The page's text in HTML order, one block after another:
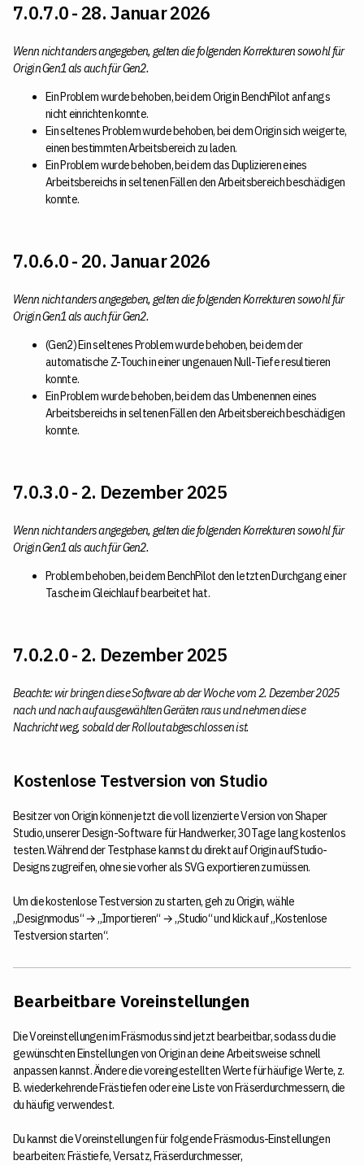
7.0.7.0 - 28. Januar 2026
Wenn nicht anders angegeben, gelten die folgenden Korrekturen sowohl für
Origin Gen1 als auch für Gen2.
Ein Problem wurde behoben, bei dem Origin BenchPilot anfangs
nicht einrichten konnte.
Ein seltenes Problem wurde behoben, bei dem Origin sich weigerte,
einen bestimmten Arbeitsbereich zu laden.
Ein Problem wurde behoben, bei dem das Duplizieren eines
Arbeitsbereichs in seltenen Fällen den Arbeitsbereich beschädigen
konnte.
7.0.6.0 - 20. Januar 2026
Wenn nicht anders angegeben, gelten die folgenden Korrekturen sowohl für
Origin Gen1 als auch für Gen2.
(Gen2) Ein seltenes Problem wurde behoben, bei dem der
automatische Z-Touch in einer ungenauen Null-Tiefe resultieren
konnte.
Ein Problem wurde behoben, bei dem das Umbenennen eines
Arbeitsbereichs in seltenen Fällen den Arbeitsbereich beschädigen
konnte.
7.0.3.0 - 2. Dezember 2025
Wenn nicht anders angegeben, gelten die folgenden Korrekturen sowohl für
Origin Gen1 als auch für Gen2.
Problem behoben, bei dem BenchPilot den letzten Durchgang einer
Tasche im Gleichlauf bearbeitet hat.
7.0.2.0 - 2. Dezember 2025
Beachte: wir bringen diese Software ab der Woche vom 2. Dezember 2025
nach und nach auf ausgewählten Geräten raus und nehmen diese
Nachricht weg, sobald der Rollout abgeschlossen ist.
Kostenlose Testversion von Studio
Besitzer von Origin können jetzt die voll lizenzierte Version von Shaper
Studio, unserer Design-Software für Handwerker, 30 Tage lang kostenlos
testen. Während der Testphase kannst du direkt auf Origin aufStudio-
Designs zugreifen, ohne sie vorher als SVG exportieren zu müssen.
Um die kostenlose Testversion zu starten, geh zu Origin, wähle
„Designmodus“ → „Importieren“ → „Studio“ und klick auf „Kostenlose
Testversion starten“.
Bearbeitbare Voreinstellungen
Die Voreinstellungen im Fräsmodus sind jetzt bearbeitbar, sodass du die
gewünschten Einstellungen von Origin an deine Arbeitsweise schnell
anpassen kannst. Ändere die voreingestellten Werte für häufige Werte, z.
B. wiederkehrende Frästiefen oder eine Liste von Fräserdurchmessern, die
du häufig verwendest.
Du kannst die Voreinstellungen für folgende Fräsmodus-Einstellungen
bearbeiten: Frästiefe, Versatz, Fräserdurchmesser,